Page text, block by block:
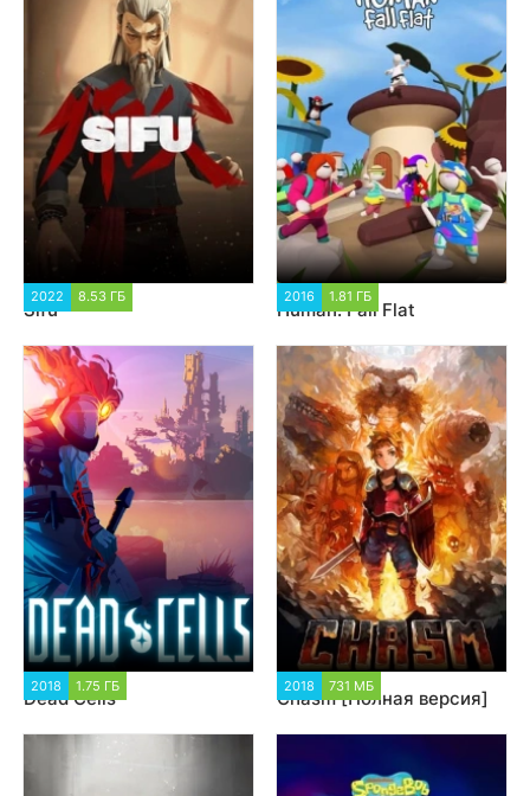
2022 8.53 ГБ
Sifu
2016 1.81 ГБ
Human: Fall Flat
2018 1.75 ГБ
Dead Cells
2018 731 МБ
Chasm [Полная версия]